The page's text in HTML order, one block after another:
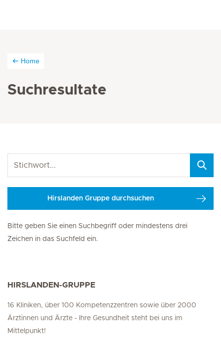
Home
Suchresultate
Hirslanden Gruppe durchsuchen
Bitte geben Sie einen Suchbegriff oder mindestens drei
Zeichen in das Suchfeld ein.
HIRSLANDEN-GRUPPE
16 Kliniken, über 100 Kompetenzzentren sowie über 2000
Ärztinnen und Ärzte - Ihre Gesundheit steht bei uns im
Mittelpunkt!